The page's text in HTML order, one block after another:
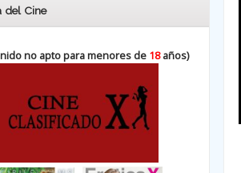
del Cine
no apto para menores de 18años)